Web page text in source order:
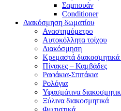
Σαμπουάν
Conditioner
Διακόσμηση δωματίου
Αναστημόμετρο
Αυτοκόλλητα τοίχου
Διακόσμηση
Κρεμαστά διακοσμητικά
Πίνακες – Καμβάδες
Ραφάκια-Σπιτάκια
Ρολόγια
Υφασμάτινα
Ξύλινα διακοσμητικά